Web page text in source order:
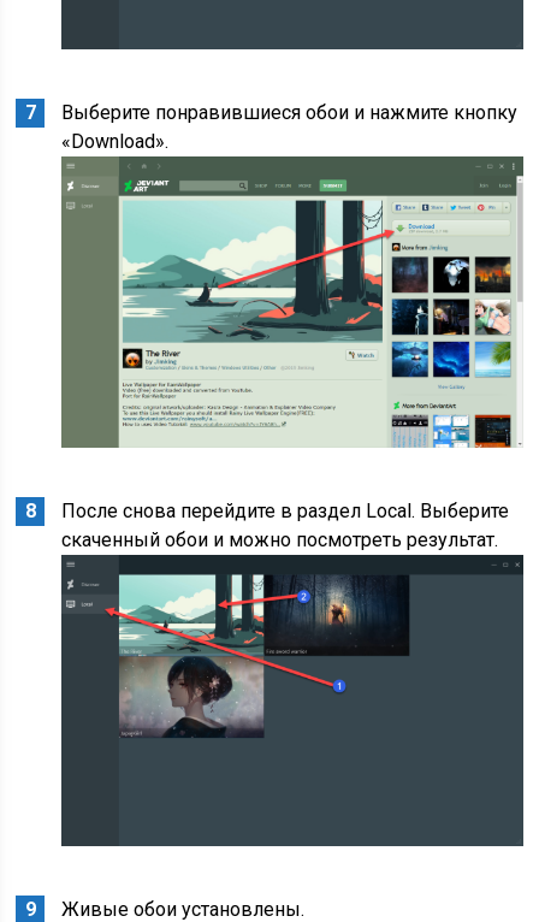
Выберите понравившиеся обои и нажмите кнопку
«Download».
После снова перейдите в раздел Local. Выберите
скаченный обои и можно посмотреть результат.
Живые обои установлены.